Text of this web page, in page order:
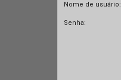
Nome de usuário:
Senha: